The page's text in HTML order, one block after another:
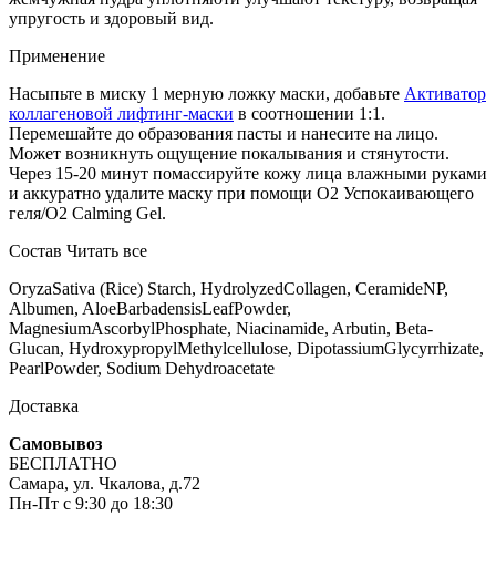
упругость и здоровый вид.
Применение
Насыпьте в миску 1 мерную ложку маски, добавьте Активатор
коллагеновой лифтинг-маски в соотношении 1:1.
Перемешайте до образования пасты и нанесите на лицо.
Может возникнуть ощущение покалывания и стянутости.
Через 15-20 минут помассируйте кожу лица влажными руками
и аккуратно удалите маску при помощи О2 Успокаивающего
геля/O2 Calming Gel.
Состав Читать все
OryzaSativa (Rice) Starch, HydrolyzedCollagen, CeramideNP,
Albumen, AloeBarbadensisLeafPowder,
MagnesiumAscorbylPhosphate, Niacinamide, Arbutin, Beta-
Glucan, HydroxypropylMethylcellulose, DipotassiumGlycyrrhizate,
PearlPowder, Sodium Dehydroacetate
Доставка
Самовывоз
БЕСПЛАТНО
Самара, ул. Чкалова, д.72
Пн-Пт с 9:30 до 18:30